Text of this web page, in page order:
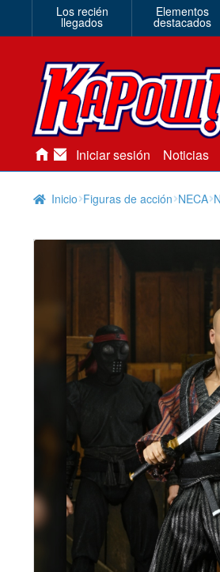
Los recién
llegados
Elementos
destacados
Iniciar sesión Noticias
Inicio Figuras de acción NECA